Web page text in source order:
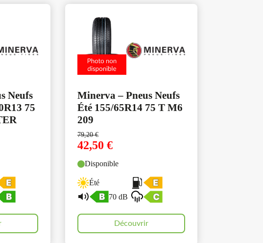
Neufs
75
Minerva – Pneus Neufs
Été 155/65R14 75 T M6
209
79,20€
42,50 €
Disponible
Été
70 dB
Découvrir